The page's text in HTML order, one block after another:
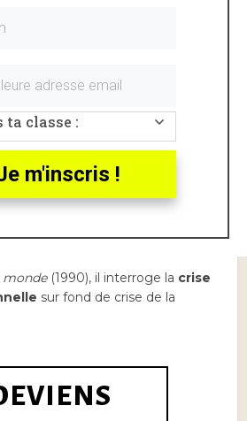
à la fin de la scène 10, de «
le quai de la gare
» à «je faisais
partie I scène 10
joués en France.
monde(1990), il interroge la crise
sur fond de crise de la
ta classe :
m'inscris !